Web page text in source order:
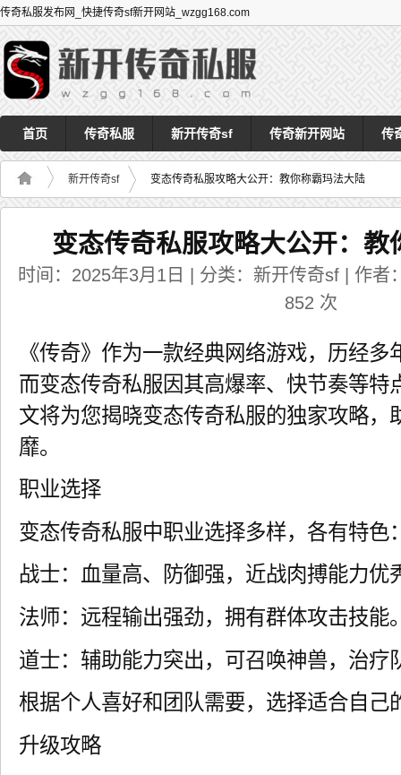
传奇私服发布网_快捷传奇sf新开网站_wzgg168.com
首页 传奇私服 新开传奇sf 传奇新开网站 传
新开传奇sf 变态传奇私服攻略大公开：教你称霸玛法大陆
变态传奇私服攻略大公开：教
时间：2025年3月1日 | 分类：新开传奇sf | 作者
852 次
《传奇》作为一款经典网络游戏，历经
而变态传奇私服因其高爆率、快节奏等特
文将为您揭晓变态传奇私服的独家攻略，
靡。
职业选择
变态传奇私服中职业选择多样，各有特色
战士：血量高、防御强，近战肉搏能力优
法师：远程输出强劲，拥有群体攻击技能
道士：辅助能力突出，可召唤神兽，治疗
根据个人喜好和团队需要，选择适合自己
升级攻略